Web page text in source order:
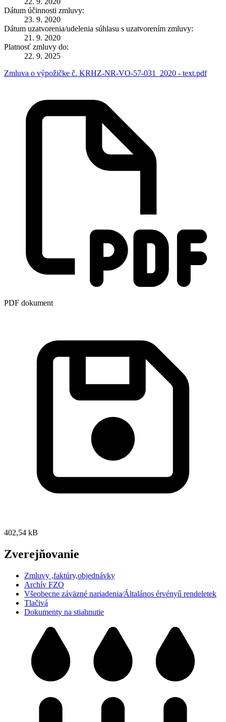
Dátum účinnosti zmluvy:
23. 9. 2020
Dátum uzatvorenia/udelenia súhlasu s uzatvorením zmluvy:
21. 9. 2020
Platnosť zmluvy do:
22. 9. 2025
Zmluva o výpožičke č. KRHZ-NR-VO-57-031_2020 - text.pdf
PDF dokument
402,54 kB
Zverejňovanie
Zmluvy ,faktúry,objednávky
Archív FZO
Všeobecne záväzné nariadenia⁄Általános érvényű rendeletek
Tlačivá
Dokumenty na stiahnutie